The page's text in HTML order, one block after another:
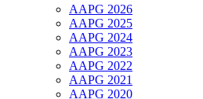
AAPG 2026
AAPG 2025
AAPG 2024
AAPG 2023
AAPG 2022
AAPG 2021
AAPG 2020